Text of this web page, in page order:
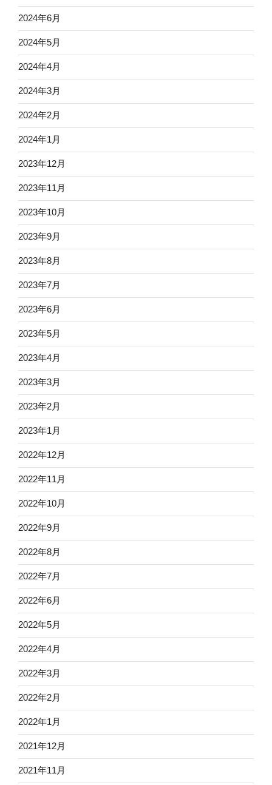
2024年6月
2024年5月
2024年4月
2024年3月
2024年2月
2024年1月
2023年12月
2023年11月
2023年10月
2023年9月
2023年8月
2023年7月
2023年6月
2023年5月
2023年4月
2023年3月
2023年2月
2023年1月
2022年12月
2022年11月
2022年10月
2022年9月
2022年8月
2022年7月
2022年6月
2022年5月
2022年4月
2022年3月
2022年2月
2022年1月
2021年12月
2021年11月